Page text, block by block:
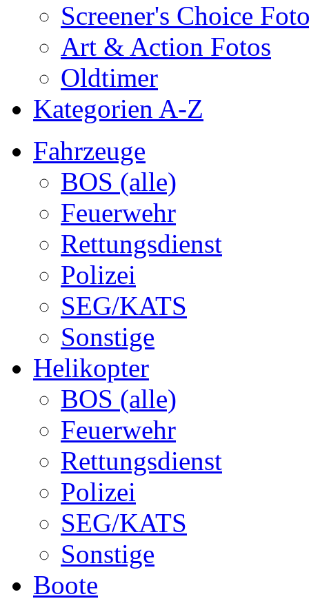
Screener's Choice
Art & Action Fotos
Oldtimer
Kategorien A-Z
Fahrzeuge
BOS (alle)
Feuerwehr
Rettungsdienst
Polizei
SEG/KATS
Sonstige
Helikopter
BOS (alle)
Feuerwehr
Rettungsdienst
Polizei
SEG/KATS
Sonstige
Boote